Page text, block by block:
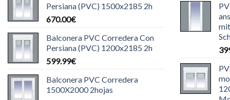
Persiana (PVC) 1500x2185 2h
670.00€
Balconera PVC Corredera Con
Persiana (PVC) 1200x2185 2h
599.99€
Balconera PVC Corredera
1500X2000 2hojas